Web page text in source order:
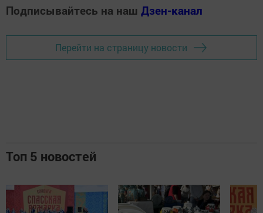
Подписывайтесь на наш Дзен-канал
Перейти на страницу новости
Топ 5 новостей